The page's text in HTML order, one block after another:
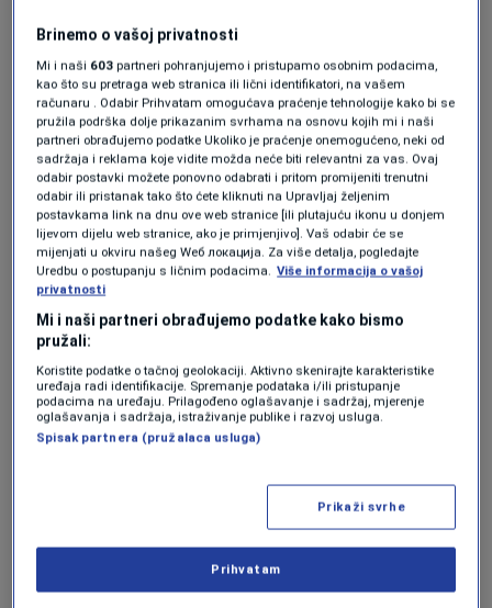
svim “Merhametovim“ regionalnim odborima
(Sarajevo, Mostar, Tuzla, Travnik. Zenica,
Maglaj, Bihać, Goražde i Banjaluka) i njihovim
osnovnim odborima.
“Podsjećamo, Merhamet je otvorio i
humanitarni broj 17061. Pozivom na ovaj broj
doniraju se 2 KM“,navodi se u saopćenju.
Za prikupljanje pomoći ugroženom
stanovništvu, "Merhamet“ je otvorio i
namjenski račun:
ASA Banka d.d. Sarajevo
Brinemo o vašoj privatnosti
Mi i naši 603 partneri pohranjujemo i pristupamo osobnim podacima,
kao što su pretraga web stranica ili lični identifikatori, na vašem
računaru . Odabir Prihvatam omogućava praćenje tehnologije kako bi se
pružila podrška dolje prikazanim svrhama na osnovu kojih mi i naši
partneri obrađujemo podatke Ukoliko je praćenje onemogućeno, neki od
sadržaja i reklama koje vidite možda neće biti relevantni za vas. Ovaj
odabir postavki možete ponovno odabrati i pritom promijeniti trenutni
odabir ili pristanak tako što ćete kliknuti na Upravljaj željenim
postavkama link na dnu ove web stranice [ili plutajuću ikonu u donjem
lijevom dijelu web stranice, ako je primjenjivo]. Vaš odabir će se
mijenjati u okviru našeg Wеб локација. Za više detalja, pogledajte
Uredbu o postupanju s ličnim podacima. Više informacija o vašoj
privatnosti
Mi i naši partneri obrađujemo podatke kako bismo
pružali:
Koristite podatke o tačnoj geolokaciji. Aktivno skenirajte karakteristike
uređaja radi identifikacije. Spremanje podataka i/ili pristupanje
podacima na uređaju. Prilagođeno oglašavanje i sadržaj, mjerenje
oglašavanja i sadržaja, istraživanje publike i razvoj usluga.
Spisak partnera (pružalaca usluga)
Prikaži svrhe
Prihvatam